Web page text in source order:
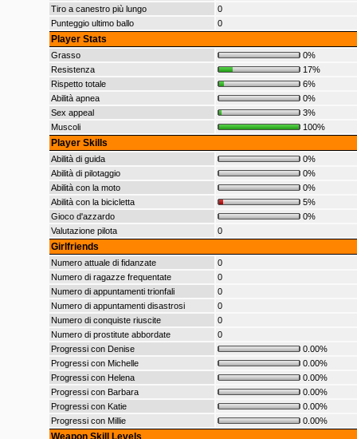
Tiro a canestro più lungo
0
Punteggio ultimo ballo
0
Player Stats
Grasso
0%
Resistenza
17%
Rispetto totale
6%
Abilità apnea
0%
Sex appeal
3%
Muscoli
100%
Player Skills
Abilità di guida
0%
Abilità di pilotaggio
0%
Abilità con la moto
0%
Abilità con la bicicletta
5%
Gioco d'azzardo
0%
Valutazione pilota
0
Girlfriends
Numero attuale di fidanzate
0
Numero di ragazze frequentate
0
Numero di appuntamenti trionfali
0
Numero di appuntamenti disastrosi
0
Numero di conquiste riuscite
0
Numero di prostitute abbordate
0
Progressi con Denise
0.00%
Progressi con Michelle
0.00%
Progressi con Helena
0.00%
Progressi con Barbara
0.00%
Progressi con Katie
0.00%
Progressi con Millie
0.00%
Weapon Skill Levels